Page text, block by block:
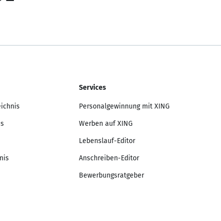
Services
Personalgewinnung mit XING
Werben auf XING
Lebenslauf-Editor
Anschreiben-Editor
Bewerbungsratgeber